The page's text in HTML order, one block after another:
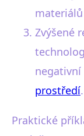
Zvýšené
negativní
prostředí.
Praktické